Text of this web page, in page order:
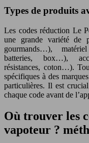
Types de produits
Les codes réduction Le
une grande variété de
gourmands…),
batteries, box…),
résistances, coton…).
spécifiques à des
particulières. Il est
chaque code avant de
Où trouver les
vapoteur ?